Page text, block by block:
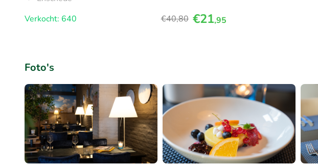
Verkocht: 640
€40,80 €21,95
Foto's